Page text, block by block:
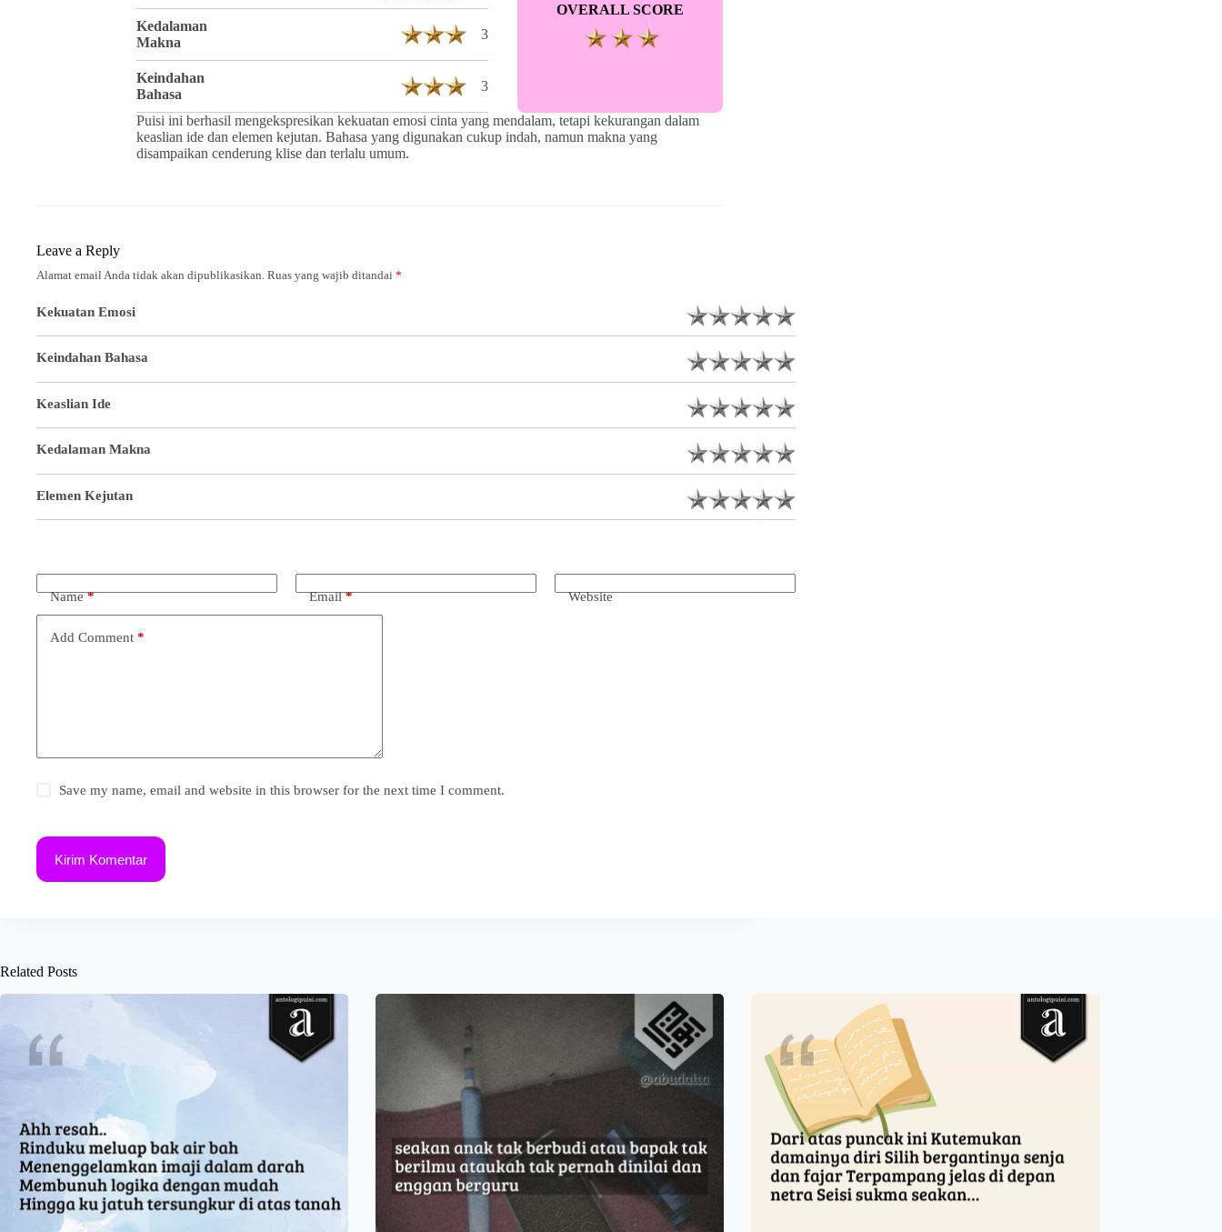
Kedalaman
Makna
3
Keindahan
Bahasa
3
OVERALL SCORE
Puisi ini berhasil mengekspresikan kekuatan emosi cinta yang mendalam, tetapi kekurangan dalam
keaslian ide dan elemen kejutan. Bahasa yang digunakan cukup indah, namun makna yang
disampaikan cenderung klise dan terlalu umum.
Leave a Reply
Alamat email Anda tidak akan dipublikasikan. Ruas yang wajib ditandai *
Kekuatan Emosi
Keindahan Bahasa
Keaslian Ide
Kedalaman Makna
Elemen Kejutan
Name* Email* Website
Add Comment *
Save my name, email and website in this browser for the next time I comment.
Kirim Komentar
Related Posts